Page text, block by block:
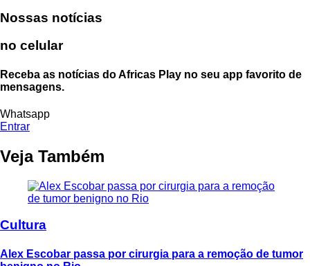
Nossas notícias
no celular
Receba as notícias do Africas Play no seu app favorito de
mensagens.
Whatsapp
Entrar
Veja Também
Cultura
Alex Escobar passa por cirurgia para a remoção de tumor